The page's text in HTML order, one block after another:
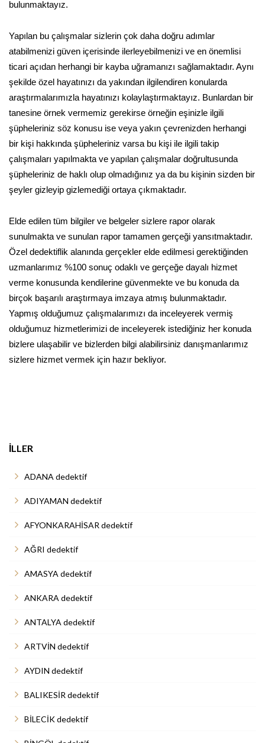
bulunmaktayız.
Yapılan bu çalışmalar sizlerin çok daha doğru adımlar
atabilmenizi güven içerisinde ilerleyebilmenizi ve en önemlisi
ticari açıdan herhangi bir kayba uğramanızı sağlamaktadır. Aynı
şekilde özel hayatınızı da yakından ilgilendiren konularda
araştırmalarımızla hayatınızı kolaylaştırmaktayız. Bunlardan bir
tanesine örnek vermemiz gerekirse örneğin eşinizle ilgili
şüpheleriniz söz konusu ise veya yakın çevrenizden herhangi
bir kişi hakkında şüpheleriniz varsa bu kişi ile ilgili takip
çalışmaları yapılmakta ve yapılan çalışmalar doğrultusunda
şüpheleriniz de haklı olup olmadığınız ya da bu kişinin sizden bir
şeyler gizleyip gizlemediği ortaya çıkmaktadır.
Elde edilen tüm bilgiler ve belgeler sizlere rapor olarak
sunulmakta ve sunulan rapor tamamen gerçeği yansıtmaktadır.
Özel dedektiflik alanında gerçekler elde edilmesi gerektiğinden
uzmanlarımız %100 sonuç odaklı ve gerçeğe dayalı hizmet
verme konusunda kendilerine güvenmekte ve bu konuda da
birçok başarılı araştırmaya imzaya atmış bulunmaktadır.
Yapmış olduğumuz çalışmalarımızı da inceleyerek vermiş
olduğumuz hizmetlerimizi de inceleyerek istediğiniz her konuda
bizlere ulaşabilir ve bizlerden bilgi alabilirsiniz danışmanlarımız
sizlere hizmet vermek için hazır bekliyor.
İLLER
ADANA dedektif
ADIYAMAN dedektif
AFYONKARAHİSAR dedektif
AĞRI dedektif
AMASYA dedektif
ANKARA dedektif
ANTALYA dedektif
ARTVİN dedektif
AYDIN dedektif
BALIKESİR dedektif
BİLECİK dedektif